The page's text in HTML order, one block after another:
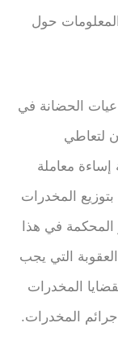
حول
الحضانة في
لتعاطي
إساءة معاملة
المخدرات
المحكمة في هذا
التي يجب
المخدرات
المخدرات.